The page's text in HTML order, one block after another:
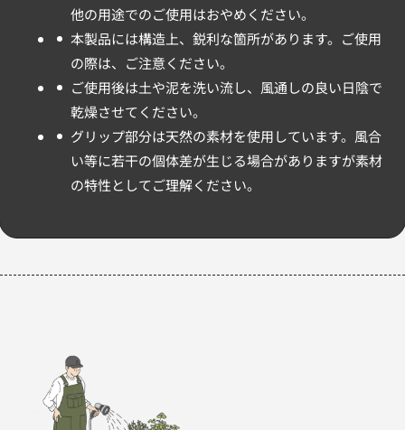
他の用途でのご使用はおやめください。
本製品には構造上、鋭利な箇所があります。ご使用
の際は、ご注意ください。
ご使用後は土や泥を洗い流し、風通しの良い日陰で
乾燥させてください。
グリップ部分は天然の素材を使用しています。風合
い等に若干の個体差が生じる場合がありますが素材
の特性としてご理解ください。